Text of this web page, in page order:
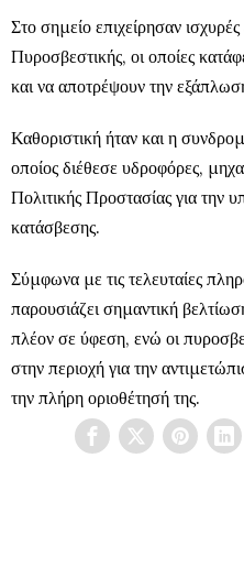
Στο σημείο επιχείρησαν ισχυρές
Πυροσβεστικής, οι οποίες
και να αποτρέψουν την
Καθοριστική ήταν και η
οποίος διέθεσε υδροφόρες,
Πολιτικής Προστασίας για την
κατάσβεσης.
Σύμφωνα με τις τελευταίες
παρουσιάζει σημαντική
πλέον σε ύφεση, ενώ οι
στην περιοχή για την
την πλήρη οριοθέτησή της.